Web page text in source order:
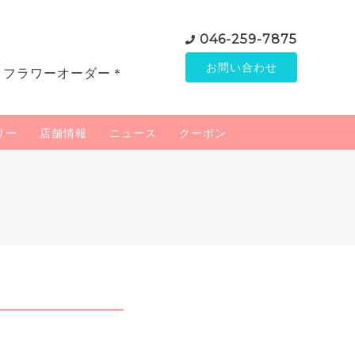
ラワーオーダー＊
046-259-7875
お問い合わせ
ー 店舗情報 ニュース クーポン